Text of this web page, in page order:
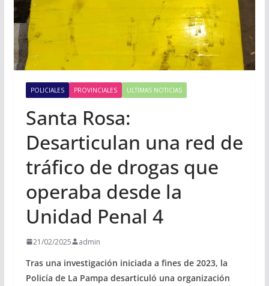
POLICIALES PROVINCIALES ULTIMAS NOTICIAS
Santa Rosa:
Desarticulan una red de
tráfico de drogas que
operaba desde la
Unidad Penal 4
21/02/2025 admin
Tras una investigación iniciada a fines de 2023, la
Policía de La Pampa desarticuló una organización